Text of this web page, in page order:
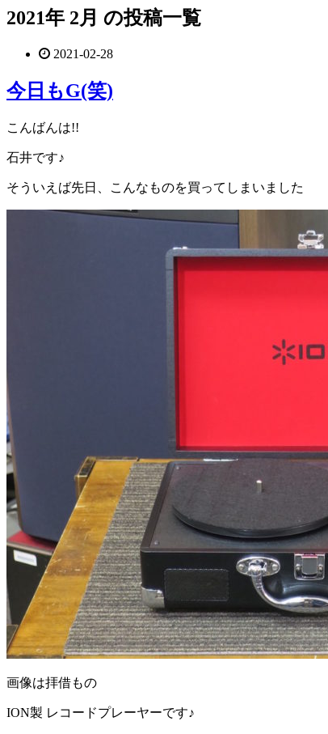
2021年 2月 の投稿一覧
2021-02-28
今日もG(笑)
こんばんは!!
石井です♪
そういえば先日、こんなものを買ってしまいました
画像は拝借もの
ION製 レコードプレーヤーです♪